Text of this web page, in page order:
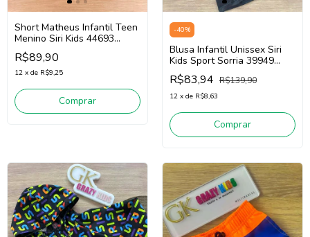
Short Matheus Infantil Teen
Menino Siri Kids 44693
(Marinho)
R$89,90
12 x de R$9,25
Comprar
-40%
Blusa Infantil Unissex Siri
Kids Sport Sorria 39949
(Preto)
R$83,94 R$139,90
12 x de R$8,63
Comprar